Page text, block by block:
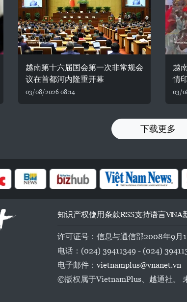
越南第十六届国会第一次非常规会
议在首都河内隆重开幕
03/08/2026 08:14
越
情
03/
下载更多
知识产权使用条款RSS支持语言VNA
许可证号：信息与通信部2008年9月
电话：(024) 39411349 - (024)
电子邮件：vietnamplus@vnanet.vn
©版权属于VietnamPlus、越通社。